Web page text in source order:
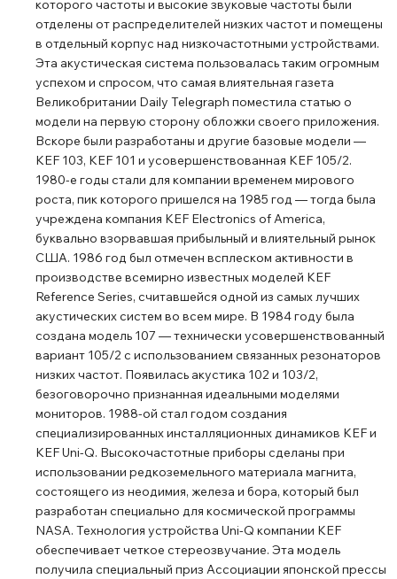
которого частоты и высокие звуковые частоты были
отделены от распределителей низких частот и помещены
в отдельный корпус над низкочастотными устройствами.
Эта акустическая система пользовалась таким огромным
успехом и спросом, что самая влиятельная газета
Великобритании Daily Telegraph поместила статью о
модели на первую сторону обложки своего приложения.
Вскоре были разработаны и другие базовые модели ―
KEF 103, KEF 101 и усовершенствованная KEF 105/2.
1980-е годы стали для компании временем мирового
роста, пик которого пришелся на 1985 год ― тогда была
учреждена компания KEF Electronics of America,
буквально взорвавшая прибыльный и влиятельный рынок
США. 1986 год был отмечен всплеском активности в
производстве всемирно известных моделей KEF
Reference Series, считавшейся одной из самых лучших
акустических систем во всем мире. В 1984 году была
создана модель 107 ― технически усовершенствованный
вариант 105/2 с использованием связанных резонаторов
низких частот. Появилась акустика 102 и 103/2,
безоговорочно признанная идеальными моделями
мониторов. 1988-ой стал годом создания
специализированных инсталляционных динамиков KEF и
KEF Uni-Q. Высокочастотные приборы сделаны при
использовании редкоземельного материала магнита,
состоящего из неодимия, железа и бора, который был
разработан специально для космической программы
NASA. Технология устройства Uni-Q компании KEF
обеспечивает четкое стереозвучание. Эта модель
получила специальный приз Ассоциации японской прессы